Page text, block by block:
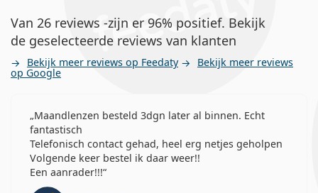
Van 26 reviews -zijn er 96% positief. Bekijk
de geselecteerde reviews van klanten
Bekijk meer reviews op Feedaty Bekijk meer reviews
op Google
Maandlenzen besteld 3dgn later al binnen. Echt
fantastisch
Telefonisch contact gehad, heel erg netjes geholpen
Volgende keer bestel ik daar weer!!
Een aanrader!!!